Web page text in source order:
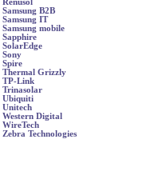
Renusol
Samsung B2B
Samsung IT
Samsung mobile
Sapphire
SolarEdge
Sony
Spire
Thermal Grizzly
TP-Link
Trinasolar
Ubiquiti
Unitech
Western Digital
WireTech
Zebra Technologies